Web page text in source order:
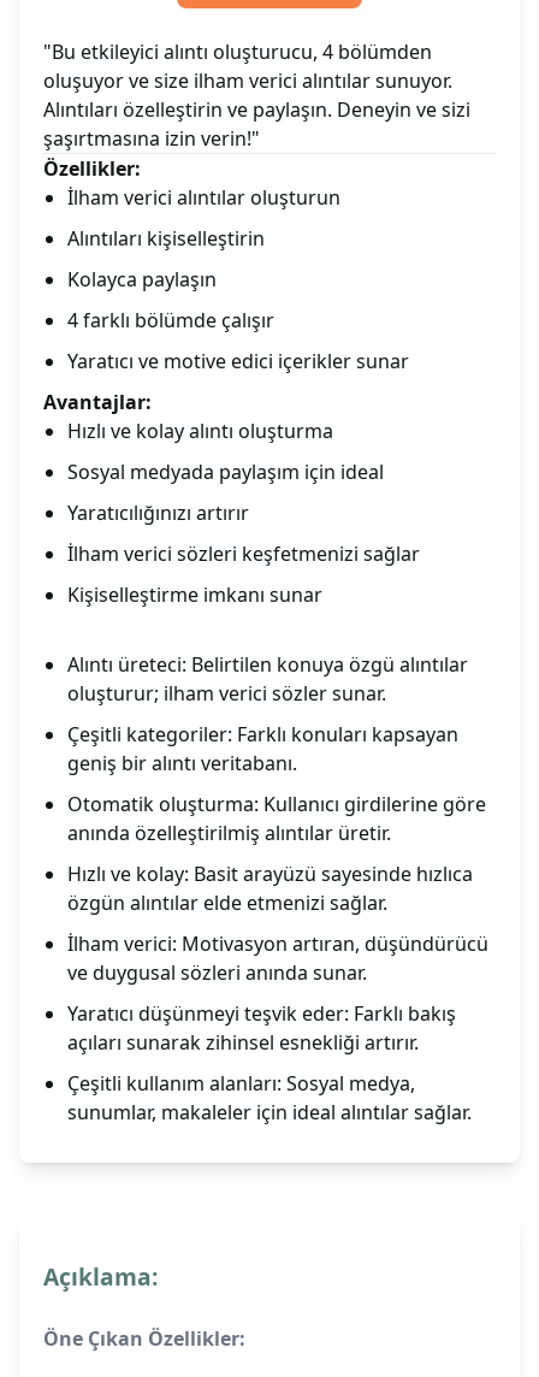
"Bu etkileyici alıntı oluşturucu, 4 bölümden
oluşuyor ve size ilham verici alıntılar sunuyor.
Alıntıları özelleştirin ve paylaşın. Deneyin ve sizi
şaşırtmasına izin verin!"
Özellikler:
İlham verici alıntılar oluşturun
Alıntıları kişiselleştirin
Kolayca paylaşın
4 farklı bölümde çalışır
Yaratıcı ve motive edici içerikler sunar
Avantajlar:
Hızlı ve kolay alıntı oluşturma
Sosyal medyada paylaşım için ideal
Yaratıcılığınızı artırır
İlham verici sözleri keşfetmenizi sağlar
Kişiselleştirme imkanı sunar
Alıntı üreteci: Belirtilen konuya özgü alıntılar
oluşturur; ilham verici sözler sunar.
Çeşitli kategoriler: Farklı konuları kapsayan
geniş bir alıntı veritabanı.
Otomatik oluşturma: Kullanıcı girdilerine göre
anında özelleştirilmiş alıntılar üretir.
Hızlı ve kolay: Basit arayüzü sayesinde hızlıca
özgün alıntılar elde etmenizi sağlar.
İlham verici: Motivasyon artıran, düşündürücü
ve duygusal sözleri anında sunar.
Yaratıcı düşünmeyi teşvik eder: Farklı bakış
açıları sunarak zihinsel esnekliği artırır.
Çeşitli kullanım alanları: Sosyal medya,
sunumlar, makaleler için ideal alıntılar sağlar.
Açıklama:
Öne Çıkan Özellikler: